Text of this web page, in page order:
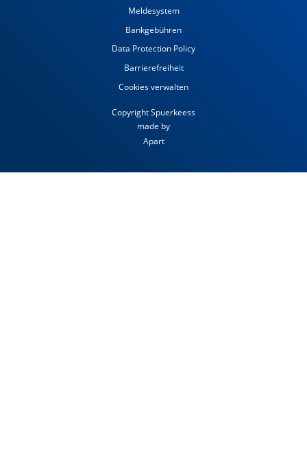
Meldesystem
Bankgebühren
Data Protection Policy
Barrierefreiheit
Cookies verwalten
Copyright Spuerkeess
made by
Apart